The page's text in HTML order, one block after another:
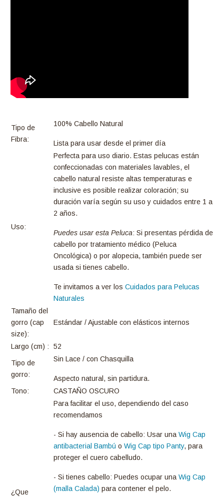
Tipo de
Fibra:
100% Cabello Natural
Lista para usar desde el primer día
Uso:
Perfecta para uso diario. Estas pelucas están
confeccionadas con materiales lavables, el
cabello natural resiste altas temperaturas e
inclusive es posible realizar coloración; su
duración varía según su uso y cuidados entre 1 a
2 años.
Puedes usar esta Peluca: Si presentas pérdida de
cabello por tratamiento médico (Peluca
Oncológica) o por alopecia, también puede ser
usada si tienes cabello.
Te invitamos a ver los Cuidados para Pelucas
Naturales
Tamaño del
gorro (cap
size):
Estándar / Ajustable con elásticos internos
Largo (cm) : 52
Tipo de
gorro:
Sin Lace / con Chasquilla
Aspecto natural, sin partidura.
Tono:
CASTAÑO OSCURO
¿Que
Para facilitar el uso, dependiendo del caso
recomendamos
- Si hay ausencia de cabello: Usar una Wig Cap
antibacterial Bambú o Wig Cap tipo Panty, para
proteger el cuero cabelludo.
- Si tienes cabello: Puedes ocupar una Wig Cap
(malla Calada) para contener el pelo.